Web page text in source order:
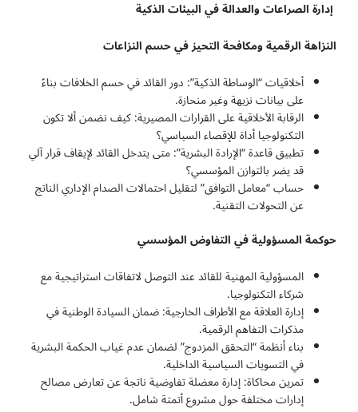
إدارة الصراعات والعدالة في البيئات الذكية
النزاهة الرقمية ومكافحة التحيز في حسم النزاعات
أخلاقيات “الوساطة الذكية”: دور القائد في حسم الخلافات بناءً
على بيانات نزيهة وغير منحازة.
الرقابة الأخلاقية على القرارات المصيرية: كيف نضمن ألا تكون
التكنولوجيا أداة للإقصاء السياسي؟
تطبيق قاعدة “الإرادة البشرية”: متى يتدخل القائد لإيقاف قرار آلي
قد يضر بالتوازن المؤسسي؟
حساب “معامل التوافق” لتقليل احتمالات الصدام الإداري الناتج
عن التحولات التقنية.
حوكمة المسؤولية في التفاوض المؤسسي
المسؤولية المهنية للقائد عند التوصل لاتفاقات استراتيجية مع
شركاء التكنولوجيا.
إدارة العلاقة مع الأطراف الخارجية: ضمان السيادة الوطنية في
مذكرات التفاهم الرقمية.
بناء أنظمة “التحقق المزدوج” لضمان عدم غياب الحكمة البشرية
في التسويات السياسية الداخلية.
تمرين محاكاة: إدارة معضلة تفاوضية ناتجة عن تعارض مصالح
إدارات مختلفة حول مشروع أتمتة شامل.